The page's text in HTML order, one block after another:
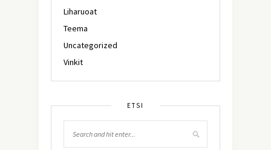
Liharuoat
Teema
Uncategorized
Vinkit
ETSI